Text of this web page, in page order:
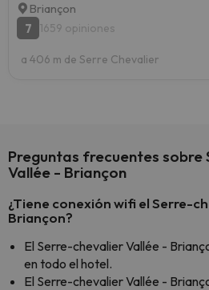
Briançon
7
1659 opiniones
a 406 m de Serre Chevalier
Preguntas frecuentes
Vallée - Briançon
¿Tiene conexión wifi el Serre-
Briançon?
El Serre-chevalier Vallée -
en todo el hotel.
El Serre-chevalier Vallée -